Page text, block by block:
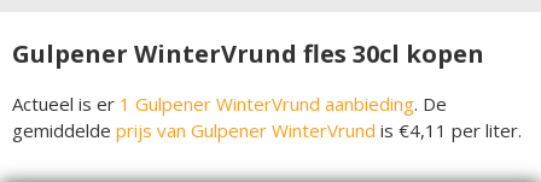
Gulpener WinterVrund fles 30cl kopen
Actueel is er 1 Gulpener WinterVrund aanbieding. De
gemiddelde prijs van Gulpener WinterVrund is €4,11 per liter.